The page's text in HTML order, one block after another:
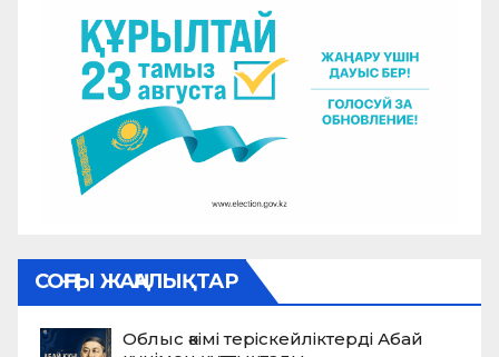
СОҢҒЫ ЖАҢАЛЫҚТАР
Облыс әкімі теріскейліктерді Абай